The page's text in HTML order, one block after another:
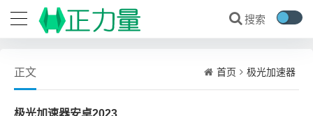
正文 首页 极光加速器
极光加速器安卓2023